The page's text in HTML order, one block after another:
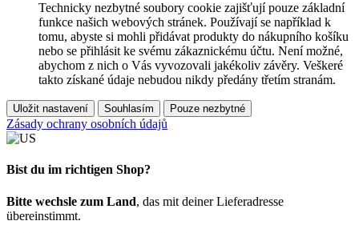
Technicky nezbytné soubory cookie zajišťují pouze základní
funkce našich webových stránek. Používají se například k
tomu, abyste si mohli přidávat produkty do nákupního košíku
nebo se přihlásit ke svému zákaznickému účtu. Není možné,
abychom z nich o Vás vyvozovali jakékoliv závěry. Veškeré
takto získané údaje nebudou nikdy předány třetím stranám.
Uložit nastavení Souhlasím Pouze nezbytné
Zásady ochrany osobních údajů
Bist du im richtigen Shop?
Bitte wechsle zum Land, das mit deiner Lieferadresse
übereinstimmt.